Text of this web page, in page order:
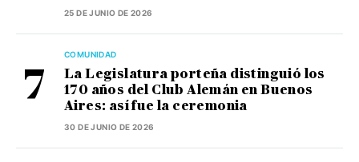
25 DE JUNIO DE 2026
COMUNIDAD
La Legislatura porteña distinguió los
170 años del Club Alemán en Buenos
Aires: así fue la ceremonia
30 DE JUNIO DE 2026